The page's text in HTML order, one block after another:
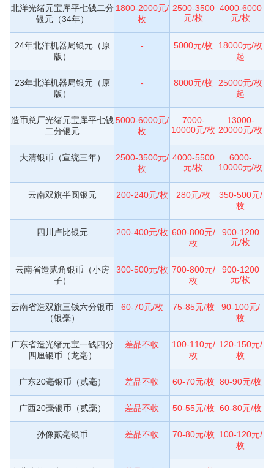
北洋光绪元宝库平七钱二分
银元（34年）
1800-2000元/
枚
2500-3500
元/枚
4000-6000
元/枚
24年北洋机器局银元（原
版）
- 5000元/枚
18000元/枚
起
23年北洋机器局银元（原
版）
- 8000元/枚
25000元/枚
起
造币总厂光绪元宝库平七钱
二分银元
5000-6000元/
枚
7000-
10000元/枚
13000-
20000元/枚
大清银币（宣统三年）
2500-3500元/
枚
4000-5500
元/枚
6000-
10000元/枚
云南双旗半圆银元 200-240元/枚 280元/枚
350-500元/
枚
四川卢比银元 200-400元/枚 600-800元/
枚
900-1200
元/枚
云南省造贰角银币（小房
子）
300-500元/枚 700-800元/
枚
900-1200
元/枚
云南省造双旗三钱六分银币
（银毫）
60-70元/枚 75-85元/枚
90-100元/
枚
广东省造光绪元宝一钱四分
四厘银币（龙毫）
差品不收
100-110元/
枚
120-150元/
枚
广东20毫银币（贰毫） 差品不收 60-70元/枚 80-90元/枚
广西20毫银币（贰毫） 差品不收 50-55元/枚 60-80元/枚
孙像贰毫银币 差品不收 70-80元/枚 100-120元/
枚